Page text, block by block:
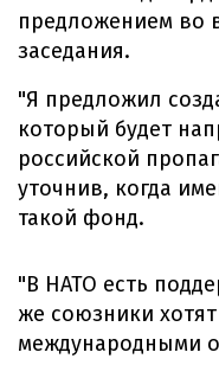
предложением во
заседания.
"Я предложил
который будет
российской
уточнив, когда
такой фонд.
"В НАТО есть
же союзники
международными